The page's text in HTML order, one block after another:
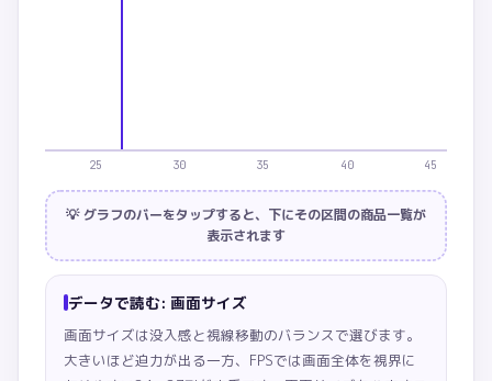
25 30 35 40 45
💡 グラフのバーをタップすると、下にその区間の商品一覧が
表示されます
データで読む: 画面サイズ
画面サイズは没入感と視線移動のバランスで選びます。
大きいほど迫力が出る一方、FPSでは画面全体を視界に